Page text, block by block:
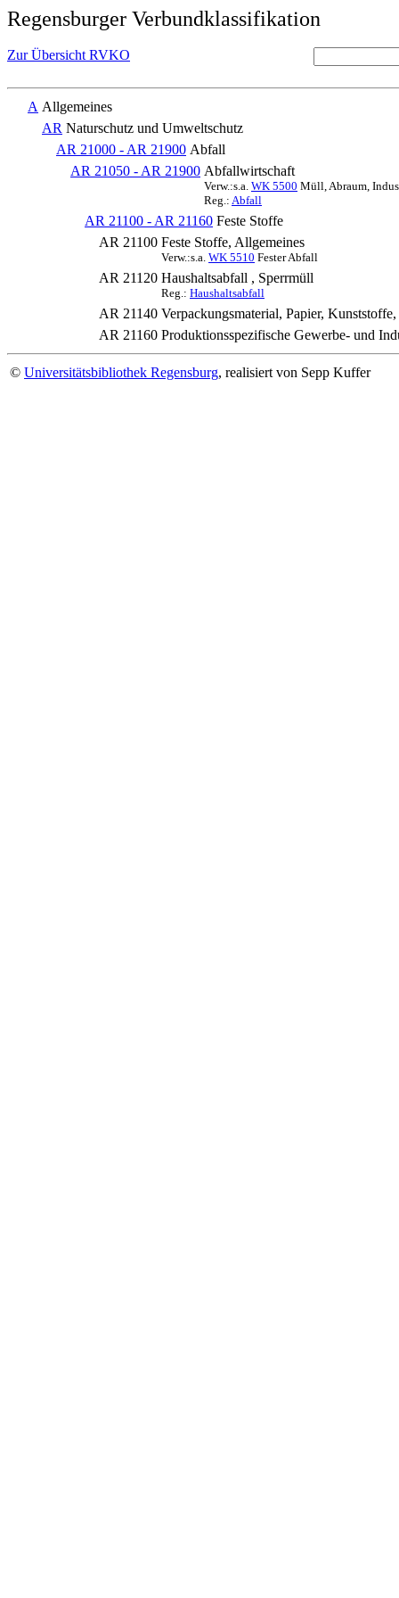
Regensburger Verbundklassifikation
Zur Übersicht RVKO
A Allgemeines
AR Naturschutz und Umweltschutz
AR 21000 - AR 21900 Abfall
AR 21050 - AR 21900 Abfallwirtschaft
Verw.:s.a. WK 5500 Müll, Abraum,
Reg.: Abfall
AR 21100 - AR 21160 Feste Stoffe
AR 21100 Feste Stoffe, Allgemeines
Verw.:s.a. WK 5510 Fester Abfall
AR 21120 Haushaltsabfall , Sperrmüll
Reg.: Haushaltsabfall
AR 21140 Verpackungsmaterial, Papier,
AR 21160 Produktionsspezifische Gewerbe- und
© Universitätsbibliothek Regensburg, realisiert von Sepp Kuffer